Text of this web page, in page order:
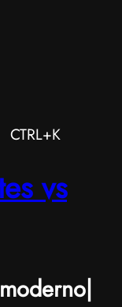
CTRL+K
vs